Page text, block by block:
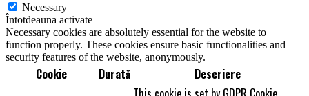
Necessary
Întotdeauna activate
Necessary cookies are absolutely essential for the website to
function properly. These cookies ensure basic functionalities and
security features of the website, anonymously.
Cookie Durată Descriere